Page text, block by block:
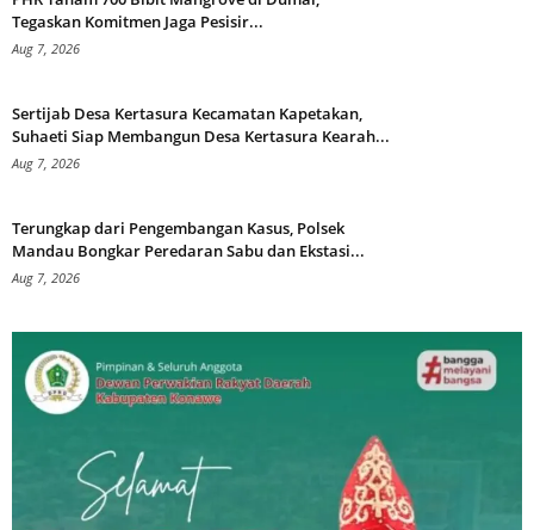
Tegaskan Komitmen Jaga Pesisir...
Aug 7, 2026
Sertijab Desa Kertasura Kecamatan Kapetakan,
Suhaeti Siap Membangun Desa Kertasura Kearah...
Aug 7, 2026
Terungkap dari Pengembangan Kasus, Polsek
Mandau Bongkar Peredaran Sabu dan Ekstasi...
Aug 7, 2026